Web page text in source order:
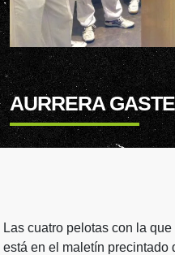
AURRERA
Las cuatro pelotas con la
está en el maletín precintado